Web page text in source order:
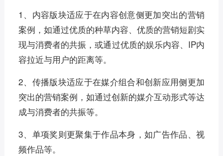
1、内容版块适应于在内容创意侧更加突出的营销
案例，如通过优质的种草内容、优质的营销短剧实
现与消费者的共振，或通过优质的娱乐内容、IP内
容拉近与用户的距离等。
2、传播版块适应于在媒介组合和创新应用侧更加
突出的营销案例，如通过创新的媒介互动形式等达
成与消费者的共振等。
3、单项奖则更聚集于作品本身，如广告作品、视
频作品等。